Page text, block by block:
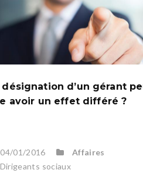
désignation d’un gérant
avoir un effet différé ?
04/01/2016
Affaires
Dirigeants sociaux